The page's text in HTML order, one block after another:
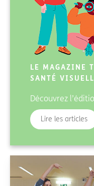
LE MAGAZINE
SANTÉ
Découvrez
Lire les articles